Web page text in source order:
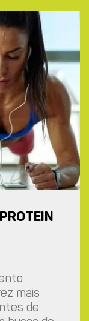
mais
de